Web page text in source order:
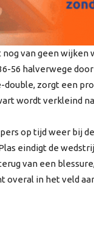
nog van geen
56 halverwege
zorgt een
wordt verkleind
op tijd weer bij
eindigt de
van een
overal in het veld